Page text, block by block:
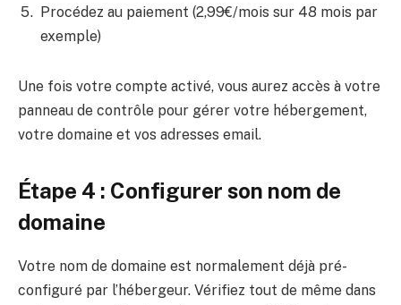
Procédez au paiement (2,99€/mois sur 48 mois par
exemple)
Une fois votre compte activé, vous aurez accès à votre
panneau de contrôle pour gérer votre hébergement,
votre domaine et vos adresses email.
Étape 4 : Configurer son nom de
domaine
Votre nom de domaine est normalement déjà pré-
configuré par l’hébergeur. Vérifiez tout de même dans